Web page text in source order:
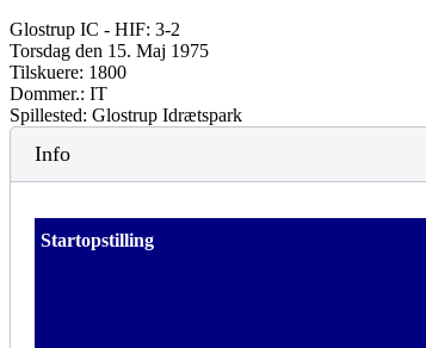
Glostrup IC - HIF: 3-2
Torsdag den 15. Maj 1975
Tilskuere: 1800
Dommer.: IT
Spillested: Glostrup Idrætspark
Info
Startopstilling